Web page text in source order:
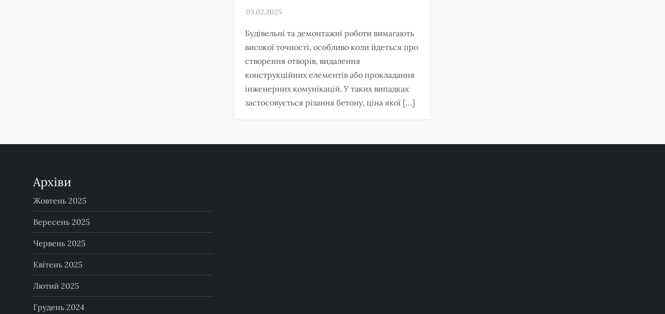
Будівельні та демонтажні роботи вимагають
високої точності, особливо коли йдеться про
створення отворів, видалення
конструкційних елементів або прокладання
інженерних комунікацій. У таких випадках
застосовується різання бетону, ціна якої […]
Архіви
Жовтень 2025
Вересень 2025
Червень 2025
Квітень 2025
Лютий 2025
Грудень 2024